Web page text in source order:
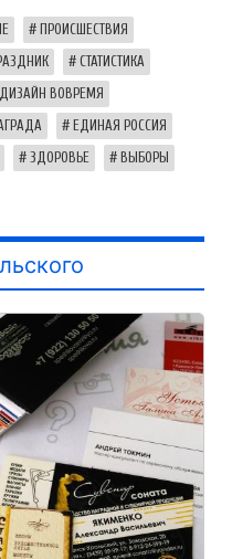
ПРОИСШЕСТВИЯ
СТАТИСТИКА
ДИЗАЙН ВОВРЕМЯ
ЕДИНАЯ РОССИЯ
ЗДОРОВЬЕ ВЫБОРЫ